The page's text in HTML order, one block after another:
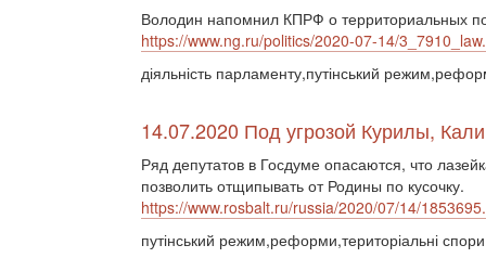
Володин напомнил КПРФ о территориальных
https://www.ng.ru/politics/2020-07-14/
діяльність парламенту,путінський
14.07.2020 Под угрозой Курилы,
Ряд депутатов в Госдуме опасаются, что
позволить отщипывать от Родины по кусочку.
https://www.rosbalt.ru/russia/2020/07/14/
путінський режим,реформи,територіальні